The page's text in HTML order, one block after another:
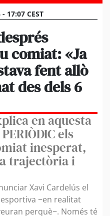
17:07 CEST
comiat: «Ja
fent allò
des dels 6
en aquesta
els
inesperat,
trajectòria i
Xavi Cardelús el
−en realitat
perquè−. Només té